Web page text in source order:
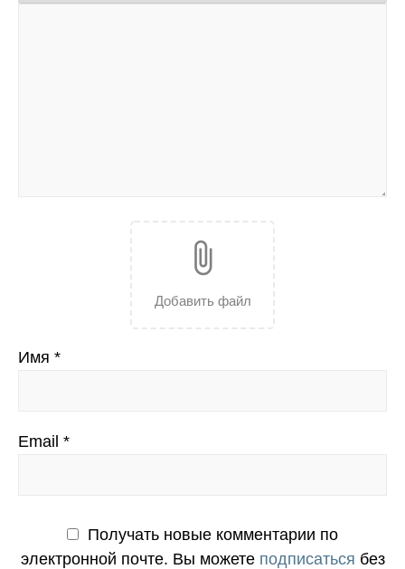
attach_file
Добавить файл
Имя *
Email *
Получать новые комментарии по
электронной почте. Вы можете подписаться без